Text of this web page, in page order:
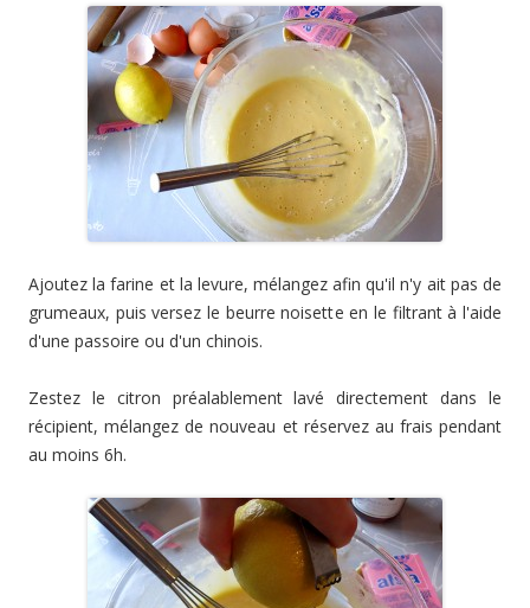
Ajoutez la farine et la levure, mélangez afin qu'il n'y ait pas de
grumeaux, puis versez le beurre noisette en le filtrant à l'aide
d'une passoire ou d'un chinois.
Zestez le citron préalablement lavé directement dans le
récipient, mélangez de nouveau et réservez au frais pendant
au moins 6h.